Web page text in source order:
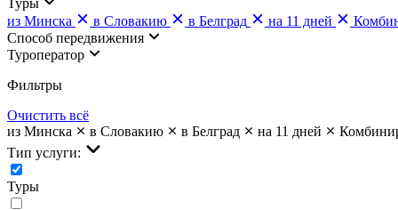
из Минска
в Словакию в Белград на 11 дней
Cпособ передвижения
Туроператор
Фильтры
Очистить всё
из Минска
в Словакию в Белград на 11 дней
Тип услуги:
Туры